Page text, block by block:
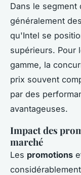
Dans le segment
généralement
qu'Intel se
supérieurs. Pour
gamme, la
prix souvent
par des
avantageuses.
Impact des
marché
Les promotions